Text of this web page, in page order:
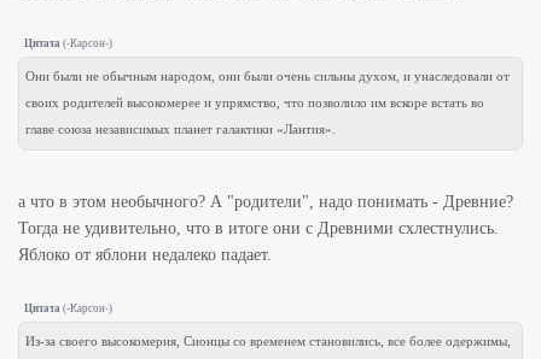
Цитата (-Карсон-)
Они были не обычным народом, они были очень сильны духом, и унаследовали от
своих родителей высокомерее и упрямство, что позволило им вскоре встать во
главе союза независимых планет галактики «Лантия».
а что в этом необычного? А "родители", надо понимать - Древние?
Тогда не удивительно, что в итоге они с Древними схлестнулись.
Яблоко от яблони недалеко падает.
Цитата (-Карсон-)
Из-за своего высокомерия, Сионцы со временем становились, все более одержимы,